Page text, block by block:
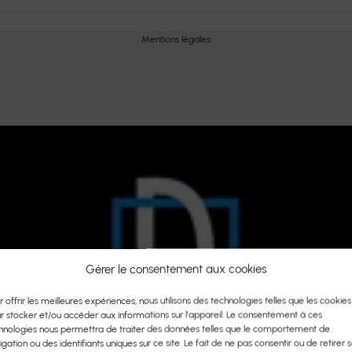
Gérer le consentement aux cookies
offrir les meilleures expériences, nous utilisons des technologies telles que les cookies
stocker et/ou accéder aux informations sur l'appareil. Le consentement à ces
nous permettra de traiter des données telles que le comportement de
ou des identifiants uniques sur ce site. Le fait de ne pas consentir ou de retirer
Mentions légales